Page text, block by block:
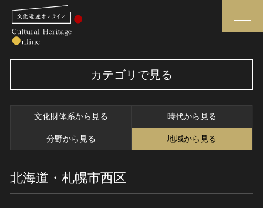
さらに詳細検索
トップ
作品一覧 博物館、美術館の皆さまへ
カテゴリで見る
文化財体系から見る 時代から見る
分野から見る 地域から見る
北海道・札幌市西区